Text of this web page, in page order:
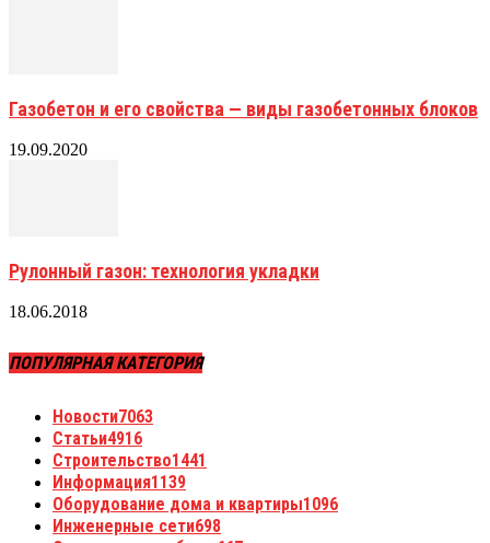
Газобетон и его свойства — виды газобетонных блоков
19.09.2020
Рулонный газон: технология укладки
18.06.2018
ПОПУЛЯРНАЯ КАТЕГОРИЯ
Новости7063
Статьи4916
Строительство1441
Информация1139
Оборудование дома и квартиры1096
Инженерные сети698